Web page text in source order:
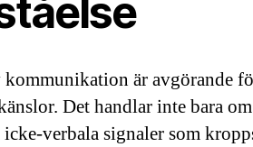
är avgörande
Det handlar inte bara
verbala signaler som